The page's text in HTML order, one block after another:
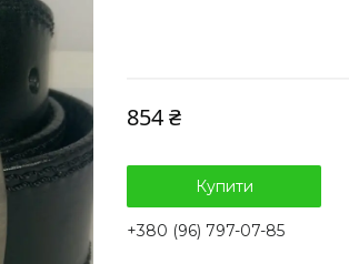
854 ₴
Купити
+380 (96) 797-07-85